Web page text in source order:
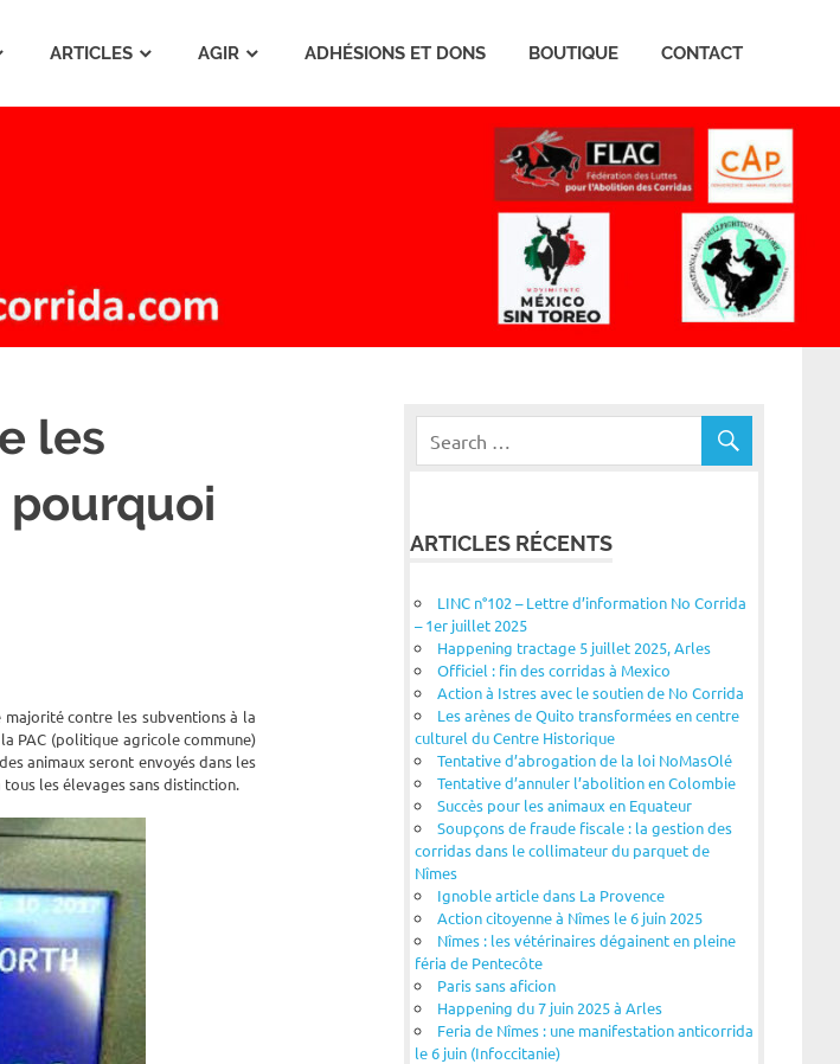
ARTICLES AGIR ADHÉSIONS ET DONS BOUTIQUE CONTACT
les
pourquoi
contre les subventions à la
PAC (politique agricole commune)
animaux seront envoyés dans les
tous les élevages sans distinction.
ARTICLES RÉCENTS
LINC n°102 – Lettre d’information No Corrida
– 1er juillet 2025
Happening tractage 5 juillet 2025, Arles
Officiel : fin des corridas à Mexico
Action à Istres avec le soutien de No Corrida
Les arènes de Quito transformées en centre
culturel du Centre Historique
Tentative d’abrogation de la loi NoMasOlé
Tentative d’annuler l’abolition en Colombie
Succès pour les animaux en Equateur
Soupçons de fraude fiscale : la gestion des
corridas dans le collimateur du parquet de
Nîmes
Ignoble article dans La Provence
Action citoyenne à Nîmes le 6 juin 2025
Nîmes : les vétérinaires dégainent en pleine
féria de Pentecôte
Paris sans aficion
Happening du 7 juin 2025 à Arles
Feria de Nîmes : une manifestation anticorrida
le 6 juin (Infoccitanie)